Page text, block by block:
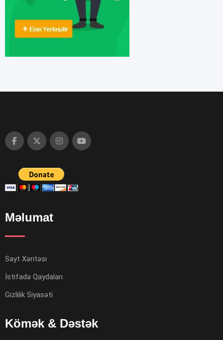
Məlumat
Sayt Xəritəsi
İstifadə Qaydaları
Gizlilik Siyasəti
Kömək & Dəstək